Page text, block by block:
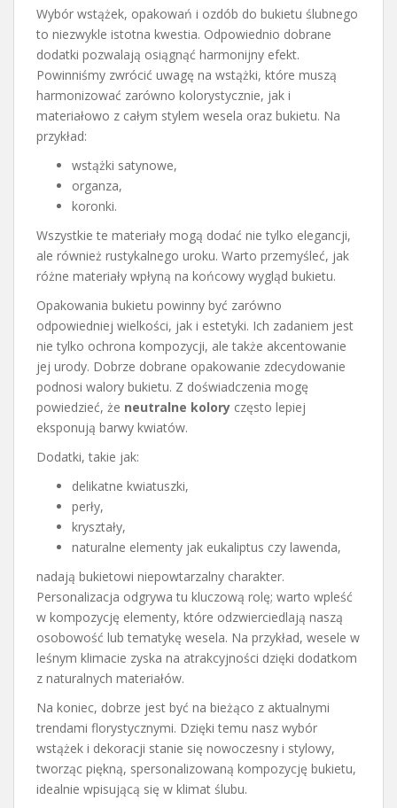
Wybór wstążek, opakowań i ozdób do bukietu ślubnego
to niezwykle istotna kwestia. Odpowiednio dobrane
dodatki pozwalają osiągnąć harmonijny efekt.
Powinniśmy zwrócić uwagę na wstążki, które muszą
harmonizować zarówno kolorystycznie, jak i
materiałowo z całym stylem wesela oraz bukietu. Na
przykład:
wstążki satynowe,
organza,
koronki.
Wszystkie te materiały mogą dodać nie tylko elegancji,
ale również rustykalnego uroku. Warto przemyśleć, jak
różne materiały wpłyną na końcowy wygląd bukietu.
Opakowania bukietu powinny być zarówno
odpowiedniej wielkości, jak i estetyki. Ich zadaniem jest
nie tylko ochrona kompozycji, ale także akcentowanie
jej urody. Dobrze dobrane opakowanie zdecydowanie
podnosi walory bukietu. Z doświadczenia mogę
powiedzieć, że neutralne kolory często lepiej
eksponują barwy kwiatów.
Dodatki, takie jak:
delikatne kwiatuszki,
perły,
kryształy,
naturalne elementy jak eukaliptus czy lawenda,
nadają bukietowi niepowtarzalny charakter.
Personalizacja odgrywa tu kluczową rolę; warto wpleść
w kompozycję elementy, które odzwierciedlają naszą
osobowość lub tematykę wesela. Na przykład, wesele w
leśnym klimacie zyska na atrakcyjności dzięki dodatkom
z naturalnych materiałów.
Na koniec, dobrze jest być na bieżąco z aktualnymi
trendami florystycznymi. Dzięki temu nasz wybór
wstążek i dekoracji stanie się nowoczesny i stylowy,
tworząc piękną, spersonalizowaną kompozycję bukietu,
idealnie wpisującą się w klimat ślubu.